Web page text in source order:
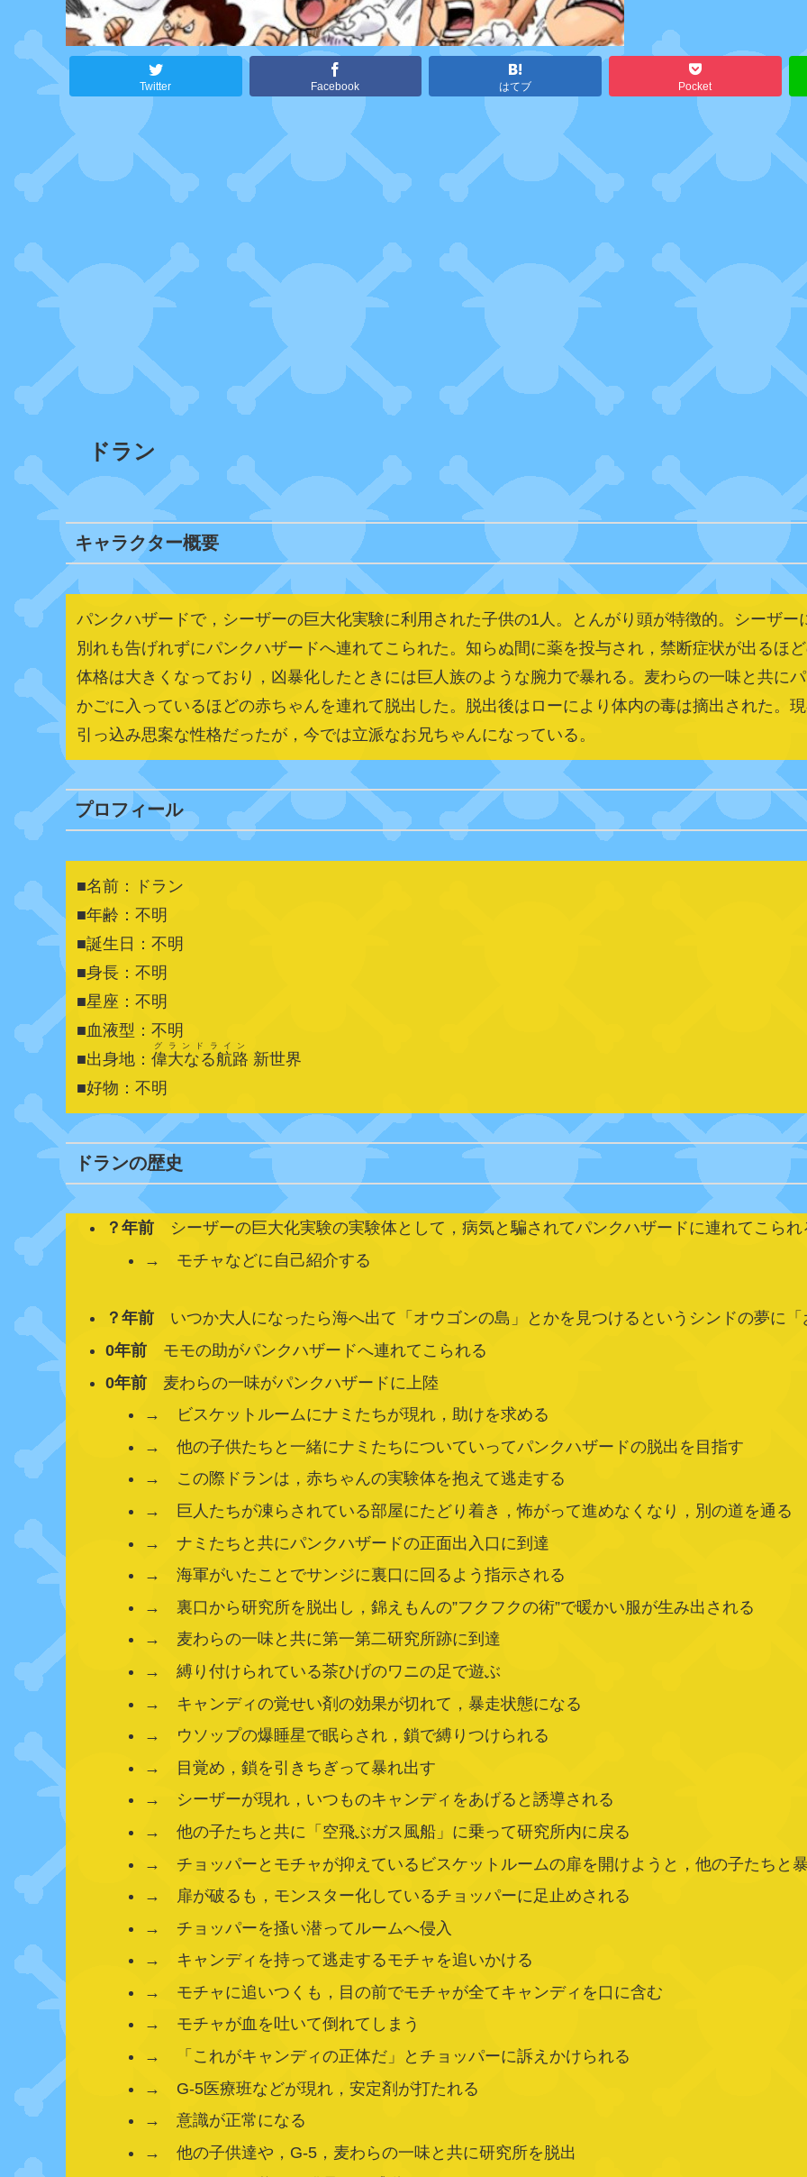
Twitter Facebook はてブ Pocket
ドラン
キャラクター概要
パンクハザードで，シーザーの巨大化実験に利用された子供の1人。とんがり頭が特徴的。シーザ
別れも告げれずにパンクハザードへ連れてこられた。知らぬ間に薬を投与され，禁断症状が出るほ
体格は大きくなっており，凶暴化したときには巨人族のような腕力で暴れる。麦わらの一味と共に
かごに入っているほどの赤ちゃんを連れて脱出した。脱出後はローにより体内の毒は摘出された。
引っ込み思案な性格だったが，今では立派なお兄ちゃんになっている。
プロフィール
■名前：ドラン
■年齢：不明
■誕生日：不明
■身長：不明
■星座：不明
■血液型：不明
■出身地： 偉大なる航路
グランドライン
新世界
■好物：不明
ドランの歴史
？年前シーザーの巨大化実験の実験体として，病気と騙されてパンクハザードに連れてこられ
→ モチャなどに自己紹介する
？年前いつか大人になったら海へ出て「オウゴンの島」とかを見つけるというシンドの夢に「
0年前モモの助がパンクハザードへ連れてこられる
0年前麦わらの一味がパンクハザードに上陸
→ ビスケットルームにナミたちが現れ，助けを求める
→ 他の子供たちと一緒にナミたちについていってパンクハザードの脱出を目指す
→ この際ドランは，赤ちゃんの実験体を抱えて逃走する
→ 巨人たちが凍らされている部屋にたどり着き，怖がって進めなくなり，別の道を通る
→ ナミたちと共にパンクハザードの正面出入口に到達
→ 海軍がいたことでサンジに裏口に回るよう指示される
→ 裏口から研究所を脱出し，錦えもんの”フクフクの術”で暖かい服が生み出される
→ 麦わらの一味と共に第一第二研究所跡に到達
→ 縛り付けられている茶ひげのワニの足で遊ぶ
→ キャンディの覚せい剤の効果が切れて，暴走状態になる
→ ウソップの爆睡星で眠らされ，鎖で縛りつけられる
→ 目覚め，鎖を引きちぎって暴れ出す
→ シーザーが現れ，いつものキャンディをあげると誘導される
→ 他の子たちと共に「空飛ぶガス風船」に乗って研究所内に戻る
→ チョッパーとモチャが抑えているビスケットルームの扉を開けようと，他の子たちと
→ 扉が破るも，モンスター化しているチョッパーに足止めされる
→ チョッパーを搔い潜ってルームへ侵入
→ キャンディを持って逃走するモチャを追いかける
→ モチャに追いつくも，目の前でモチャが全てキャンディを口に含む
→ モチャが血を吐いて倒れてしまう
→ 「これがキャンディの正体だ」とチョッパーに訴えかけられる
→ G-5医療班などが現れ，安定剤が打たれる
→ 意識が正常になる
→ 他の子供達や，G-5，麦わらの一味と共に研究所を脱出